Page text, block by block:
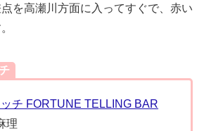
を高瀬川方面に入ってすぐで、赤い
チ FORTUNE TELLING BAR
理